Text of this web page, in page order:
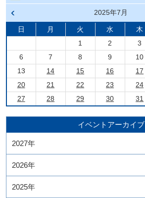
前の
戻る
2025年7月
日 月 火 水 木
1
2 3
6
7 8 9 10
13
14 15 16 17
20
21 22 23 24
27
28 29 30 31
イベントアーカイブ
2027年
2026年
2025年